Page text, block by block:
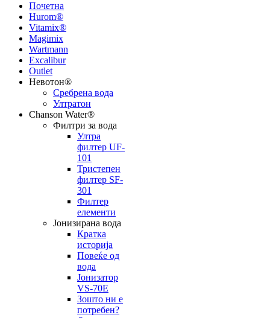
Почетна
Hurom®
Vitamix®
Magimix
Wartmann
Excalibur
Outlet
Невотон®
Сребрена вода
Ултратон
Chanson Water®
Филтри за вода
Ултра
филтер UF-
101
Тристепен
филтер SF-
301
Филтер
елементи
Јонизирана вода
Кратка
историја
Повеќе од
вода
Јонизатор
VS-70E
Зошто ни е
потребен?